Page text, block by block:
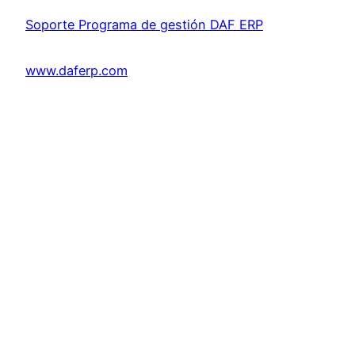
Soporte Programa de gestión DAF ERP
www.daferp.com